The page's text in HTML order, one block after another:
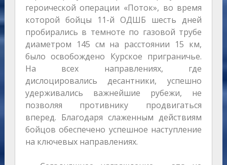
героической операции «Поток», во время
которой бойцы 11-й ОДШБ шесть дней
пробирались в темноте по газовой трубе
диаметром 145 см на расстоянии 15 км,
было освобождено Курское приграничье.
На всех направлениях, где
дислоцировались десантники, успешно
удерживались важнейшие рубежи, не
позволяя противнику продвигаться
вперед. Благодаря слаженным действиям
бойцов обеспечено успешное наступление
на ключевых направлениях.